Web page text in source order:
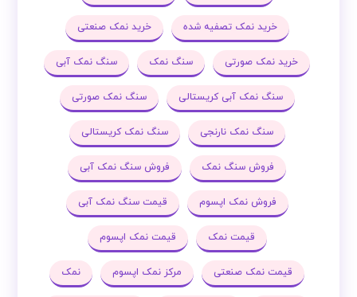
خرید نمک تصفیه شده خرید نمک صنعتی
خرید نمک صورتی سنگ نمک سنگ نمک آبی
سنگ نمک آبی کریستالی سنگ نمک صورتی
سنگ نمک نارنجی سنگ نمک کریستالی
فروش سنگ نمک فروش سنگ نمک آبی
فروش نمک اپسوم قیمت سنگ نمک آبی
قیمت نمک قیمت نمک اپسوم
قیمت نمک صنعتی مرکز نمک اپسوم نمک